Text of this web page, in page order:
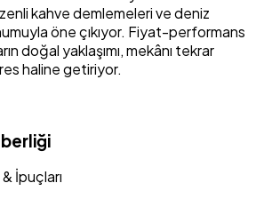
kahve demlemeleri ve deniz
öne çıkıyor. Fiyat-performans
doğal yaklaşımı, mekânı tekrar
haline getiriyor.
İpuçları